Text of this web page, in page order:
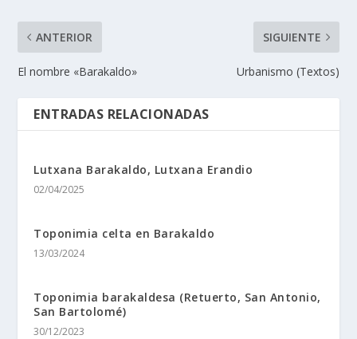
ANTERIOR
El nombre «Barakaldo»
SIGUIENTE
Urbanismo (Textos)
ENTRADAS RELACIONADAS
Lutxana Barakaldo, Lutxana Erandio
02/04/2025
Toponimia celta en Barakaldo
13/03/2024
Toponimia barakaldesa (Retuerto, San Antonio,
San Bartolomé)
30/12/2023